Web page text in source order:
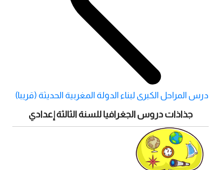
درس المراحل الكبرى لبناء الدولة المغربية الحديثة (قريبا)
جذاذات دروس الجغرافيا للسنة الثالثة إعدادي